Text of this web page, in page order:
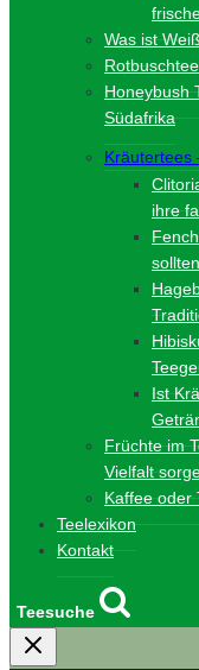
Was ist
Honeybush
Südafrika
Kräutertees
ihre
sollten
Ist
Früchte im
Vielfalt
Kaffee oder
Teelexikon
Kontakt
Teesuche